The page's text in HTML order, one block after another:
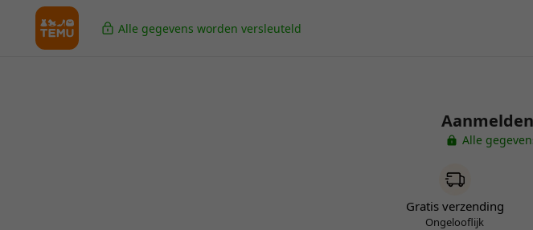
Alle gegevens worden versleuteld
Alle
Gratis verzending
Ongelooflijk